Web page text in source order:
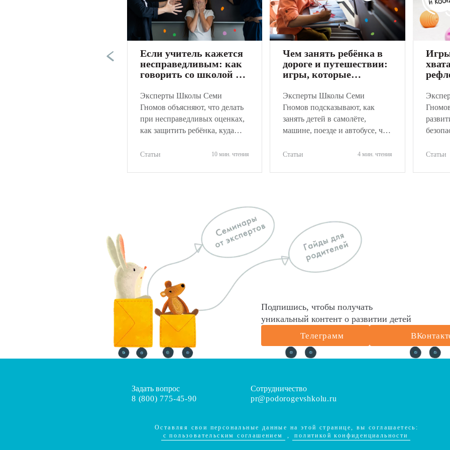
Если учитель кажется
несправедливым: как
говорить со школой и
Эксперты Школы Семи
Гномов объясняют, что делать
при несправедливых оценках,
как защитить ребёнка, куда
оценить ситуацию.
Статьи 10 мин. чтения
Чем занять ребёнка в
дороге и путешествии:
игры, которые
Эксперты Школы Семи
Гномов подсказывают, как
занять детей в самолёте,
машине, поезде и автобусе, что
лучше не брать.
Статьи 4 мин. чтения
лет,
Статьи
Подпишись, чтобы получать
уникальный контент о развитии детей
Телеграмм
Задать вопрос
8 (800) 775-45-90
Сотрудничество
pr@podorogevshkolu.ru
Оставляя свои персональные данные на этой странице, вы соглашаетесь:
c пользовательским соглашением
, политикой конфиденциальности